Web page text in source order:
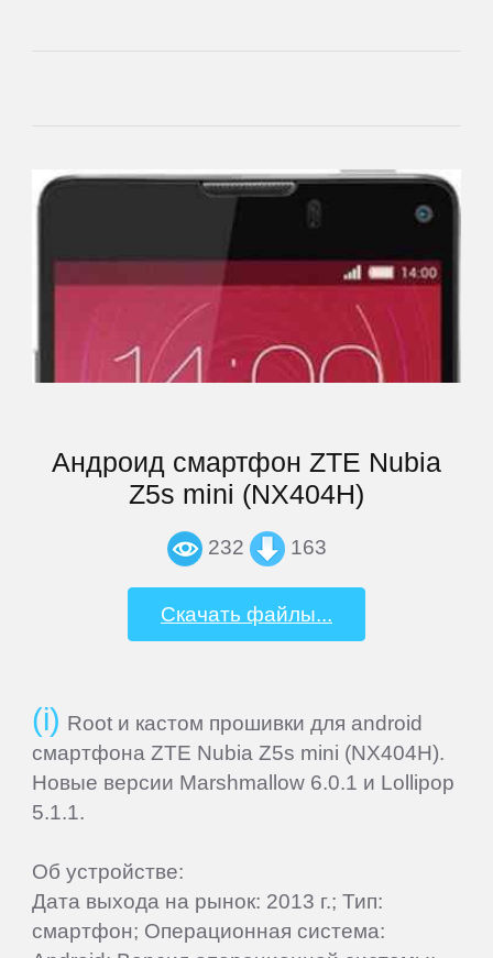
Андроид смартфон ZTE Nubia
Z5s mini (NX404H)
232 163
Скачать файлы...
Root и кастом прошивки для android
смартфона ZTE Nubia Z5s mini (NX404H).
Новые версии Marshmallow 6.0.1 и Lollipop
5.1.1.
Об устройстве:
Дата выхода на рынок: 2013 г.; Тип:
смартфон; Операционная система:
Treelogic
Turbopad
СМАРТФОНЫ
Alcatel